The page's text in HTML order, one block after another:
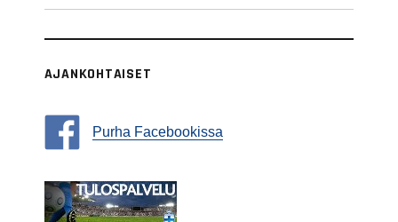
AJANKOHTAISET
Purha Facebookissa